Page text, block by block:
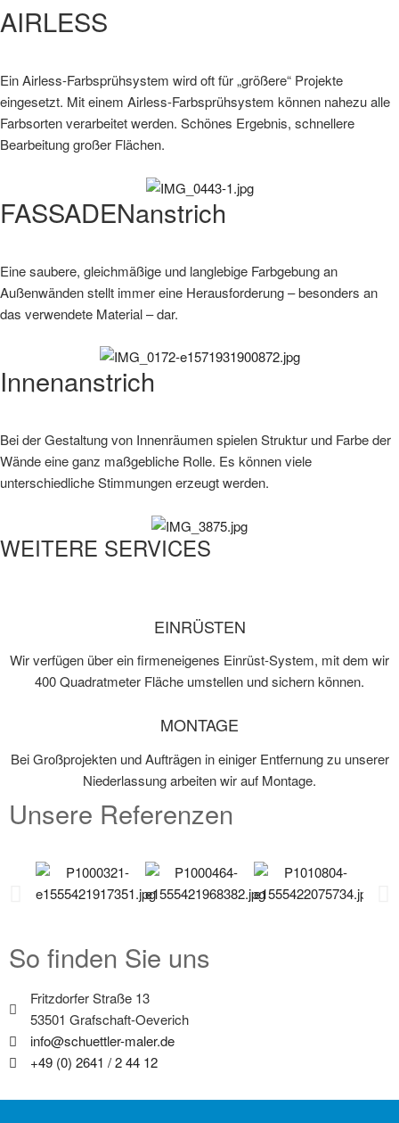
AIRLESS
Ein Airless-Farbsprühsystem wird oft für „größere“ Projekte
eingesetzt. Mit einem Airless-Farbsprühsystem können nahezu alle
Farbsorten verarbeitet werden. Schönes Ergebnis, schnellere
Bearbeitung großer Flächen.
FASSADENanstrich
Eine saubere, gleichmäßige und langlebige Farbgebung an
Außenwänden stellt immer eine Herausforderung – besonders an
das verwendete Material – dar.
Innenanstrich
Bei der Gestaltung von Innenräumen spielen Struktur und Farbe der
Wände eine ganz maßgebliche Rolle. Es können viele
unterschiedliche Stimmungen erzeugt werden.
WEITERE SERVICES
EINRÜSTEN
Wir verfügen über ein firmeneigenes Einrüst-System, mit dem wir
400 Quadratmeter Fläche umstellen und sichern können.
MONTAGE
Bei Großprojekten und Aufträgen in einiger Entfernung zu unserer
Niederlassung arbeiten wir auf Montage.
Unsere Referenzen
So finden Sie uns
Fritzdorfer Straße 13
53501 Grafschaft-Oeverich
info@schuettler-maler.de
+49 (0) 2641 / 2 44 12